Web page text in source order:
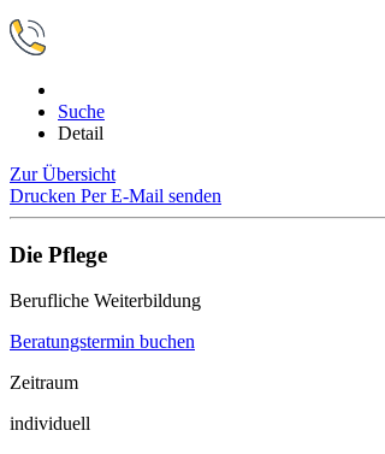
Suche
Detail
Zur Übersicht
Drucken Per E-Mail senden
Die Pflege
Berufliche Weiterbildung
Beratungstermin buchen
Zeitraum
individuell